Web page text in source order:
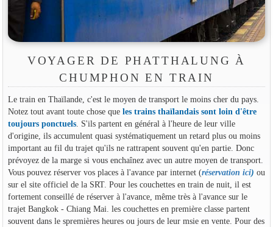
VOYAGER DE PHATTHALUNG À
CHUMPHON EN TRAIN
Le train en Thaïlande, c'est le moyen de transport le moins cher du pays.
Notez tout avant toute chose que les trains thaïlandais sont loin d'être
toujours ponctuels. S'ils partent en général à l'heure de leur ville
d'origine, ils accumulent quasi systématiquement un retard plus ou moins
important au fil du trajet qu'ils ne rattrapent souvent qu'en partie. Donc
prévoyez de la marge si vous enchaînez avec un autre moyen de transport.
Vous pouvez réserver vos places à l'avance par internet (réservation ici) ou
sur el site officiel de la SRT. Pour les couchettes en train de nuit, il est
fortement conseillé de réserver à l'avance, même très à l'avance sur le
trajet Bangkok - Chiang Mai. les couchettes en première classe partent
souvent dans le spremières heures ou jours de leur msie en vente. Pour des